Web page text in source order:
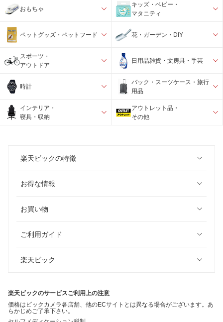
おもちゃ
キッズ・ベビー・
マタニティ
ペットグッズ・ペットフード 花・ガーデン・DIY
スポーツ・
アウトドア
日用品雑貨・文房具・手芸
時計
バック・スーツケース・旅行
用品
インテリア・
寝具・収納
アウトレット品・
その他
楽天ビックの特徴
お得な情報
お買い物
ご利用ガイド
楽天ビック
楽天ビックのサービスご利用上の注意
価格はビックカメラ各店舗、他のECサイトとは異なる場合がございます。あ
らかじめご了承下さい。